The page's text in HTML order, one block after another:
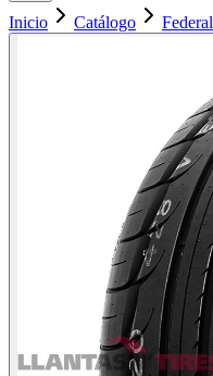
Inicio
Catálogo Federal